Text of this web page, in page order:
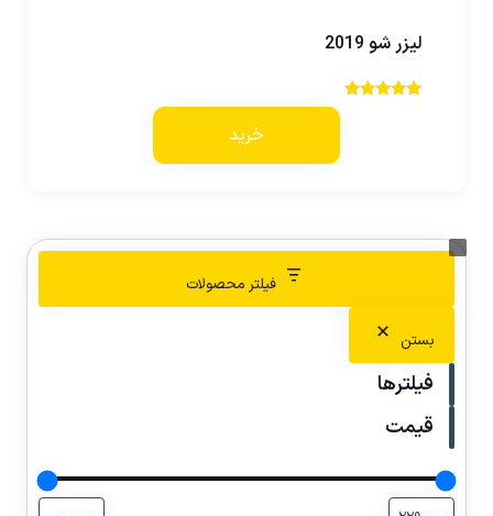
لیزر شو 2019
خرید
فیلتر محصولات
بستن
فیلترها
قیمت